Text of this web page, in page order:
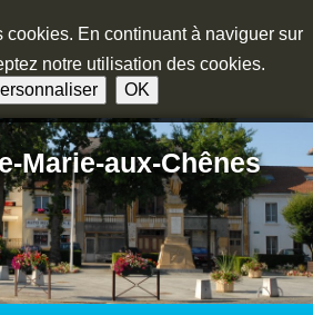
cookies. En continuant à naviguer sur
notre utilisation des cookies.
OK
Marie-aux-Chênes